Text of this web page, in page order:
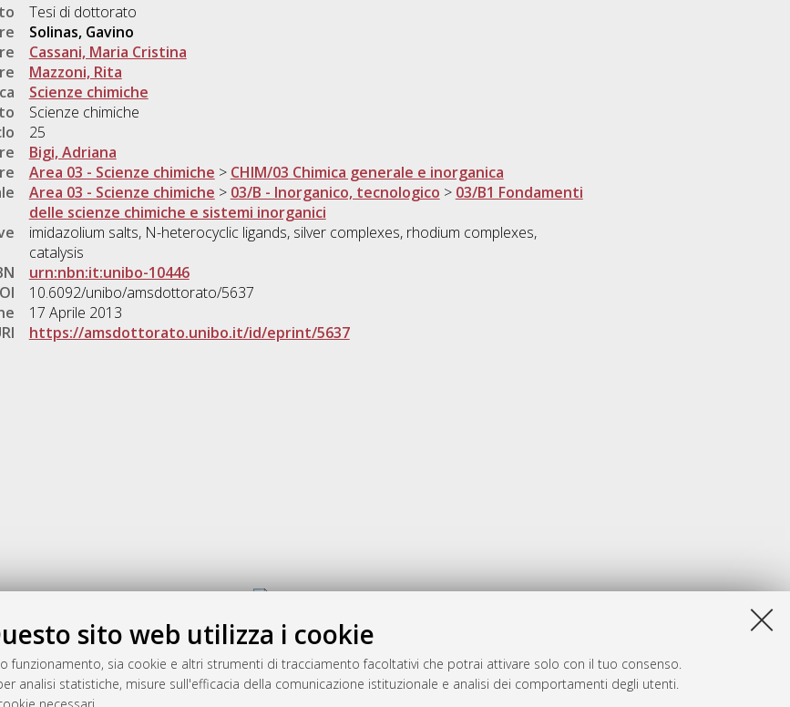
sito web utilizza i cookie
funzionamento, sia cookie e altri strumenti di tracciamento facoltativi che potrai attivare solo con il tuo consenso.
analisi statistiche, misure sull'efficacia della comunicazione istituzionale e analisi dei comportamenti degli utenti.
Tesi di dottorato
Solinas, Gavino
Cassani, Maria Cristina
Mazzoni, Rita
Scienze chimiche
Scienze chimiche
25
Bigi, Adriana
Area 03 - Scienze chimiche > CHIM/03 Chimica generale e inorganica
Area 03 - Scienze chimiche > 03/B - Inorganico, tecnologico > 03/B1 Fondamenti
delle scienze chimiche e sistemi inorganici
imidazolium salts, N-heterocyclic ligands, silver complexes, rhodium complexes,
catalysis
urn:nbn:it:unibo-10446
10.6092/unibo/amsdottorato/5637
17 Aprile 2013
https://amsdottorato.unibo.it/id/eprint/5637